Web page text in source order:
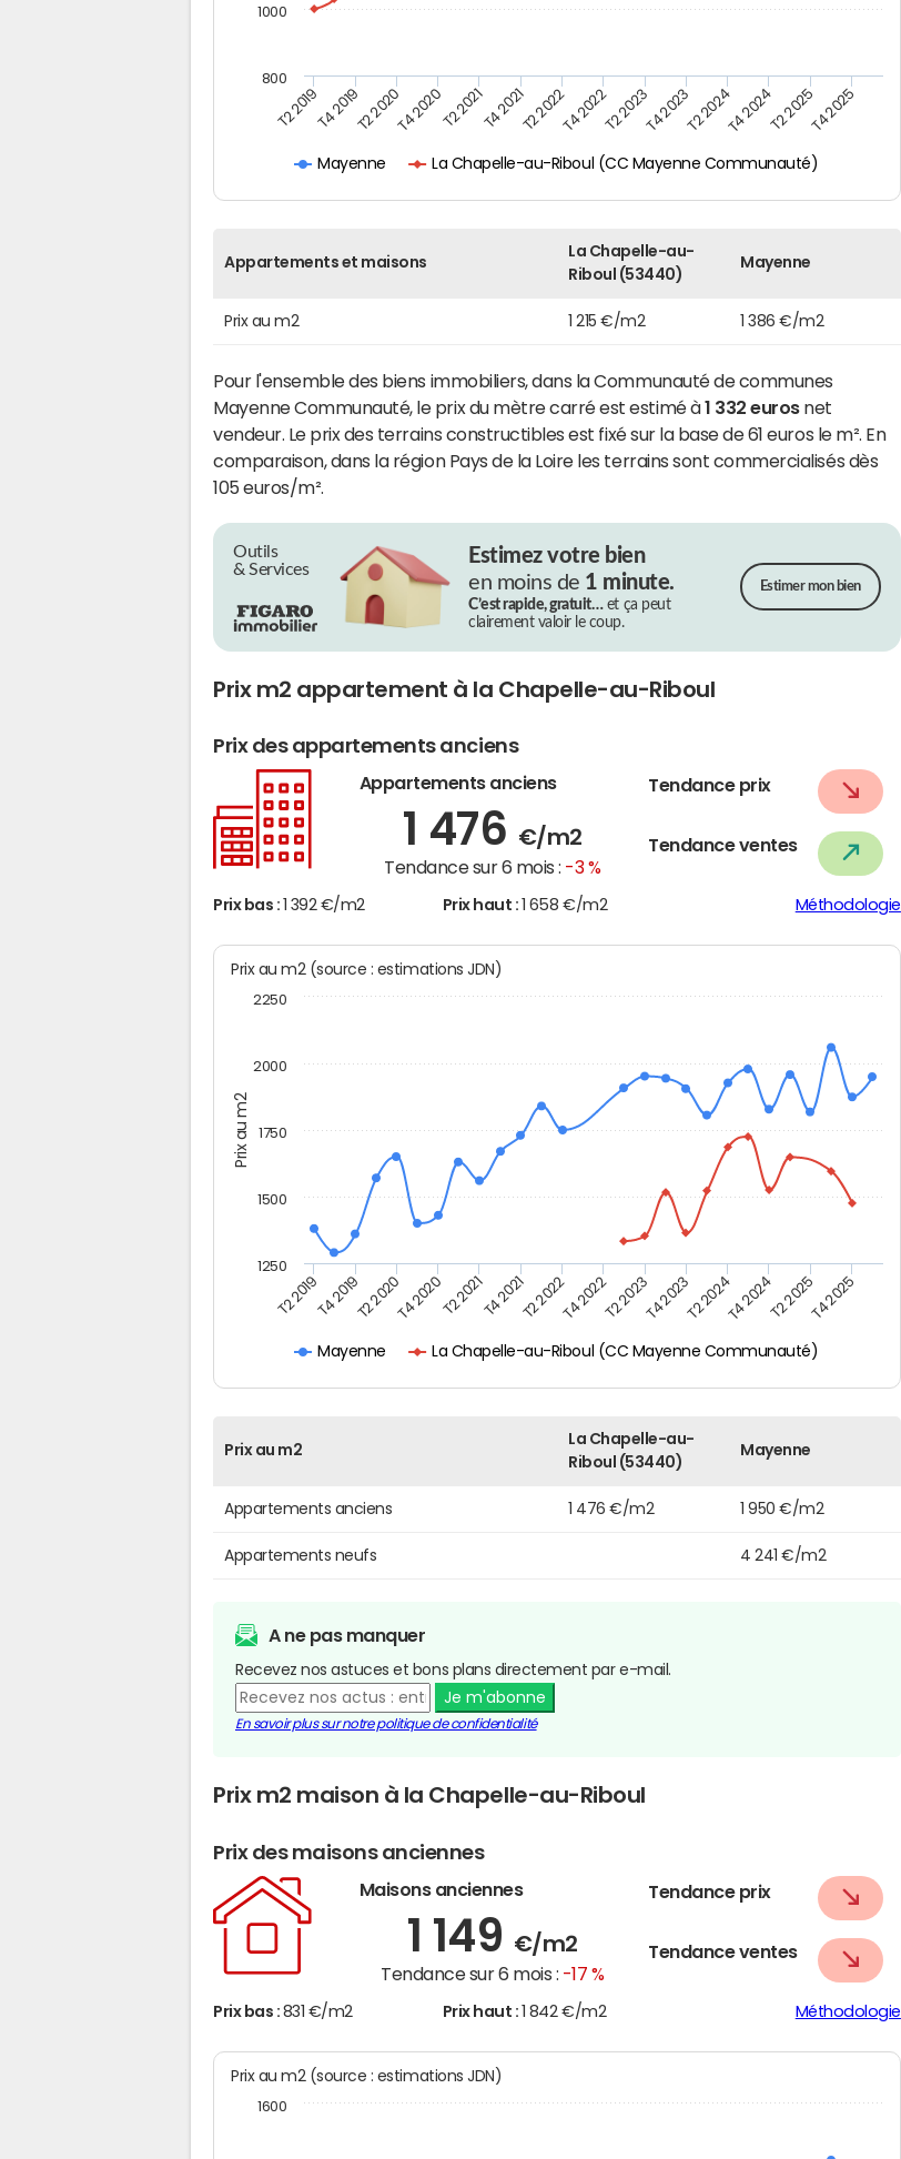
Mayenne La Chapelle-au-Riboul (CC Mayenne Communauté)
T2 2019T4 2019T2 2020T4 2020T2 2021T4 2021T2 2022T4 2022T2 2023T4 2023T2 2024T4 2024T2 2025T4 2025
1000
800
Appartements et maisons
La Chapelle-au-
Riboul (53440)
Mayenne
Prix au m2 1 215 €/m2 1 386 €/m2
Pour l'ensemble des biens immobiliers, dans la Communauté de communes
Mayenne Communauté, le prix du mètre carré est estimé à1 332 eurosnet
vendeur. Le prix des terrains constructibles est fixé sur la base de 61 euros le m². En
comparaison, dans la région Pays de la Loire les terrains sont commercialisés dès
105 euros/m².
Outils
& Services
Estimez votre bien
en moins de 1 minute.
C’est rapide, gratuit…et ça peut
clairement valoir le coup.
Estimer mon bien
Prix m2 appartement à la Chapelle-au-Riboul
Prix des appartements anciens
Appartements anciens
1 476 €/m2
Tendance sur 6 mois : -3 %
Tendance prix
Tendance ventes
Prix bas : 1 392 €/m2 Prix haut : 1 658 €/m2 Méthodologie
Prix au m2
Prix au m2 (source : estimations JDN)
Mayenne La Chapelle-au-Riboul (CC Mayenne Communauté)
T2 2019T4 2019T2 2020T4 2020T2 2021T4 2021T2 2022T4 2022T2 2023T4 2023T2 2024T4 2024T2 2025T4 2025
1250
1500
1750
2000
2250
Prix au m2
La Chapelle-au-
Riboul (53440)
Mayenne
Appartements anciens 1 476 €/m2 1 950 €/m2
Appartements neufs 4 241 €/m2
A ne pas manquer
Recevez nos astuces et bons plans directement par e-mail.
Je m'abonne
En savoir plus sur notre politique de confidentialité
Prix m2 maison à la Chapelle-au-Riboul
Prix des maisons anciennes
Maisons anciennes
1 149 €/m2
Tendance sur 6 mois : -17 %
Tendance prix
Tendance ventes
Prix bas : 831 €/m2 Prix haut : 1 842 €/m2 Méthodologie
Prix au m2 (source : estimations JDN)
1600